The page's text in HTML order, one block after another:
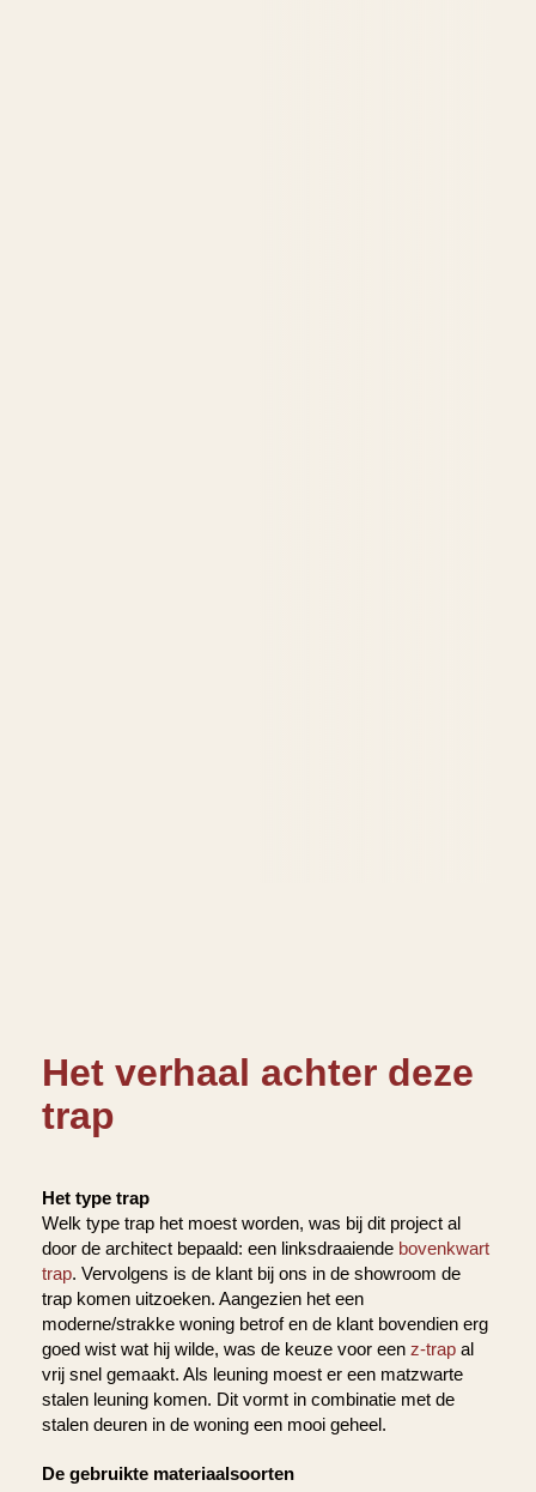
Het verhaal achter deze
trap
Het type trap
Welk type trap het moest worden, was bij dit project al
door de architect bepaald: een linksdraaiende bovenkwart
trap. Vervolgens is de klant bij ons in de showroom de
trap komen uitzoeken. Aangezien het een
moderne/strakke woning betrof en de klant bovendien erg
goed wist wat hij wilde, was de keuze voor een z-trap al
vrij snel gemaakt. Als leuning moest er een matzwarte
stalen leuning komen. Dit vormt in combinatie met de
stalen deuren in de woning een mooi geheel.
De gebruikte materiaalsoorten